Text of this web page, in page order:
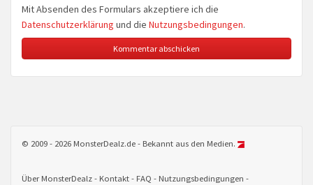
Mit Absenden des Formulars akzeptiere ich die
Datenschutzerklärung und die Nutzungsbedingungen.
© 2009 - 2026 MonsterDealz.de - Bekannt aus den Medien.
Über MonsterDealz Kontakt FAQ Nutzungsbedingungen